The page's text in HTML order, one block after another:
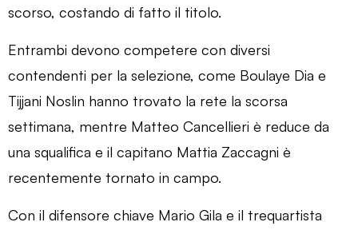
scorso, costando di fatto il titolo.
Entrambi devono competere con diversi
contendenti per la selezione, come Boulaye Dia e
Tijjani Noslin hanno trovato la rete la scorsa
settimana, mentre Matteo Cancellieri è reduce da
una squalifica e il capitano Mattia Zaccagni è
recentemente tornato in campo.
Con il difensore chiave Mario Gila e il trequartista